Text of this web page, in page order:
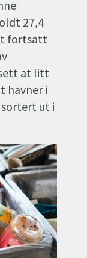
27,4
fortsatt
at litt
havner i
ut i